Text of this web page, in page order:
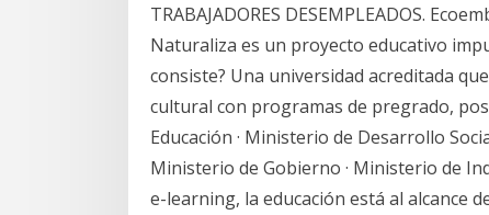
TRABAJADORES DESEMPLEADOS.
Naturaliza es un proyecto educativo
consiste? Una universidad acreditada
cultural con programas de pregrado,
Educación · Ministerio de Desarrollo
Ministerio de Gobierno · Ministerio de
e-learning, la educación está al alcance